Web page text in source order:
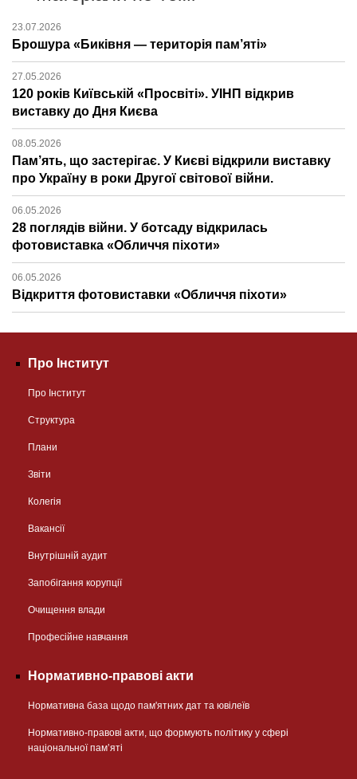
23.07.2026
Брошура «Биківня — територія пам’яті»
27.05.2026
120 років Київській «Просвіті». УІНП відкрив
виставку до Дня Києва
08.05.2026
Пам’ять, що застерігає. У Києві відкрили виставку
про Україну в роки Другої світової війни.
06.05.2026
28 поглядів війни. У ботсаду відкрилась
фотовиставка «Обличчя піхоти»
06.05.2026
Відкриття фотовиставки «Обличчя піхоти»
Про Інститут
Про Інститут
Структура
Плани
Звіти
Колегія
Вакансії
Внутрішній аудит
Запобігання корупції
Очищення влади
Професійне навчання
Нормативно-правові акти
Нормативна база щодо пам'ятних дат та ювілеїв
Нормативно-правові акти, що формують політику у сфері
національної памʼяті